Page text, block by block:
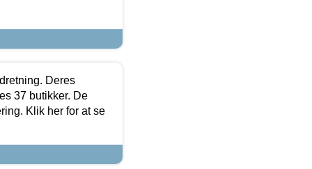
Deres
37 butikker. De
Klik her for at se